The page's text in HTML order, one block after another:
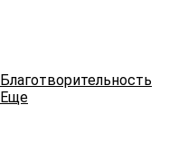
Благотворительность
Еще